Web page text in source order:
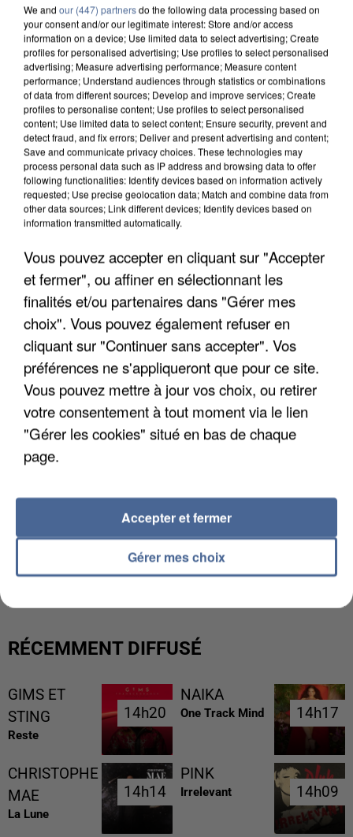
COULÉE DE BOUE EN HAUTE-SAVOIE
INTERMARCHÉ APRÈS UNE...
RÉCEMMENT DIFFUSÉ
GIMS ET
STING
Reste
14h20
14h20
NAIKA
One Track Mind 14h17
14h17
CHRISTOPHE
MAE
La Lune
14h14
14h14
PINK
Irrelevant 14h09
14h09
We and our (447) partnersdo the following data processing based on
your consent and/or our legitimate interest: Store and/or access
information on a device; Use limited data to select advertising; Create
profiles for personalised advertising; Use profiles to select personalised
advertising; Measure advertising performance; Measure content
performance; Understand audiences through statistics or combinations
of data from different sources; Develop and improve services; Create
profiles to personalise content; Use profiles to select personalised
content; Use limited data to select content; Ensure security, prevent and
detect fraud, and fix errors; Deliver and present advertising and content;
Save and communicate privacy choices. These technologies may
process personal data such as IP address and browsing data to offer
following functionalities: Identify devices based on information actively
requested; Use precise geolocation data; Match and combine data from
other data sources; Link different devices; Identify devices based on
information transmitted automatically.
Vous pouvez accepter en cliquant sur "Accepter
et fermer", ou affiner en sélectionnant les
finalités et/ou partenaires dans "Gérer mes
choix". Vous pouvez également refuser en
cliquant sur "Continuer sans accepter". Vos
préférences ne s'appliqueront que pour ce site.
Vous pouvez mettre à jour vos choix, ou retirer
votre consentement à tout moment via le lien
"Gérer les cookies" situé en bas de chaque
page.
Gérer mes choix
Accepter et fermer